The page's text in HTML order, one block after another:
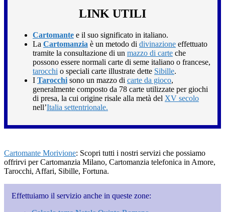
LINK UTILI
Cartomante e il suo significato in italiano.
La Cartomanzia è un metodo di divinazione effettuato
tramite la consultazione di un mazzo di carte che
possono essere normali carte di seme italiano o francese,
tarocchi o speciali carte illustrate dette Sibille.
I Tarocchi sono un mazzo di carte da gioco,
generalmente composto da 78 carte utilizzate per giochi
di presa, la cui origine risale alla metà del XV secolo
nell’Italia settentrionale.
Cartomante Morivione: Scopri tutti i nostri servizi che possiamo
offrirvi per Cartomanzia Milano, Cartomanzia telefonica in Amore,
Tarocchi, Affari, Sibille, Fortuna.
Effettuiamo il servizio anche in queste zone: